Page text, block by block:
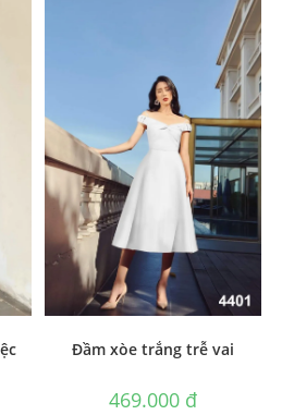
Đầm xòe trắng trễ vai
469.000 ₫